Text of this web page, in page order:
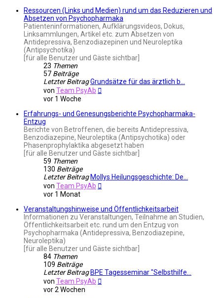
Ressourcen (Links und Medien) rund um das Reduzieren und
Absetzen von Psychopharmaka
Patienteninformationen, Aufklärungsvideos, Dokus,
Linksammlungen, Artikel etc. zum Absetzen von
Antidepressiva, Benzodiazepinen und Neuroleptika
(Antipsychotika)
[für alle Benutzer und Gäste sichtbar]
23 Themen
57 Beiträge
Letzter BeitragGrundsätze für das ärztlich b…
von Team PsyAb
vor 1 Woche
Erfahrungs- und Genesungsberichte Psychopharmaka-
Entzug
Berichte von Betroffenen, die bereits Antidepressiva,
Benzodiazepine, Neuroleptika (Antipsychotika) oder
Phasenprophylaktika abgesetzt haben
[für alle Benutzer und Gäste sichtbar]
59 Themen
130 Beiträge
Letzter Beitrag Mollys Heilungsgeschichte: De…
von Team PsyAb
vor 1 Monat
Veranstaltungshinweise und Öffentlichkeitsarbeit
Informationen zu Veranstaltungen, Teilnahme an Studien,
Öffentlichkeitsarbeit etc. rund um den Entzug von
Psychopharmaka (Antidepressiva, Benzodiazepine,
Neuroleptika)
[für alle Benutzer und Gäste sichtbar]
84 Themen
109 Beiträge
Letzter Beitrag BPE Tagesseminar "Selbsthilfe…
von Team PsyAb
vor 2 Wochen